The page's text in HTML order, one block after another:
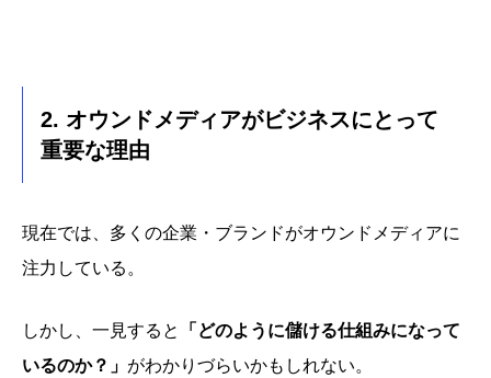
2. オウンドメディアがビジネスにとって
重要な理由
現在では、多くの企業・ブランドがオウンドメディアに
注力している。
しかし、一見すると
「どのように儲ける仕組みになって
いるのか？」 がわかりづらいかもしれない。